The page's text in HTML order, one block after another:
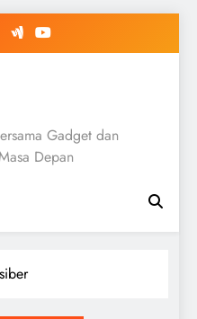
Gadget dan
Depan